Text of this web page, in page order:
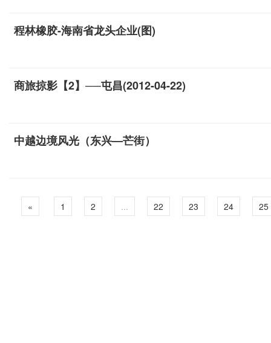
程林橡胶-海南省龙头企业(图)
商旅掠影【2】──屯昌(2012-04-22)
中越边境风光（东兴—芒街）
« 1 2 ... 22 23 24 25